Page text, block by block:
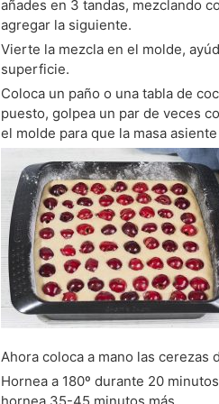
añades en 3 tandas, mezclando
agregar la siguiente.
Vierte la mezcla en el molde,
superficie.
Coloca un paño o una tabla de
puesto, golpea un par de veces
el molde para que la masa
Ahora coloca a mano las
Hornea a 180º durante 20